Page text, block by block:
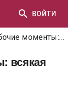
ВОЙТИ
субботние рабочие моменты: всякая милота
всякая